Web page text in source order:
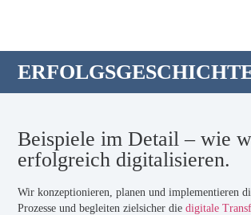
Beispiele im Detail – wie
erfolgreich digitalisieren.
Wir konzeptionieren, planen und implementieren
Prozesse und begleiten zielsicher diedigitale